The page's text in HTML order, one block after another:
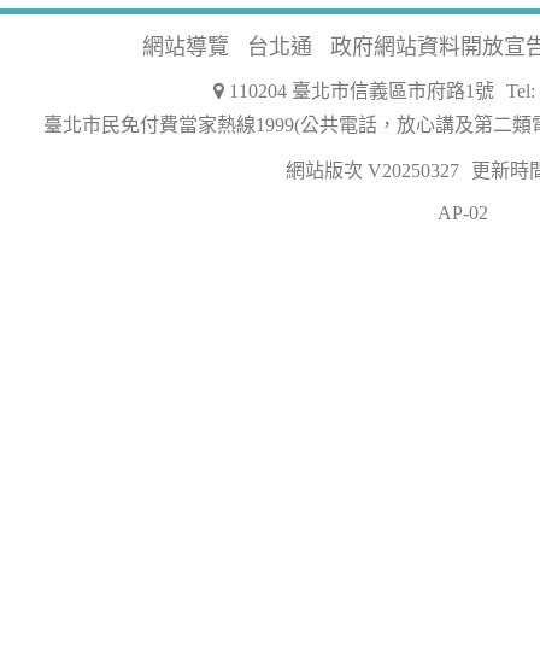
網站導覽 台北通 政府網站資料開放宣
110204 臺北市信義區市府路1號
Tel:
臺北市民免付費當家熱線1999(公共電話，放心講及第二類
網站版次 V20250327 更新時
AP-02